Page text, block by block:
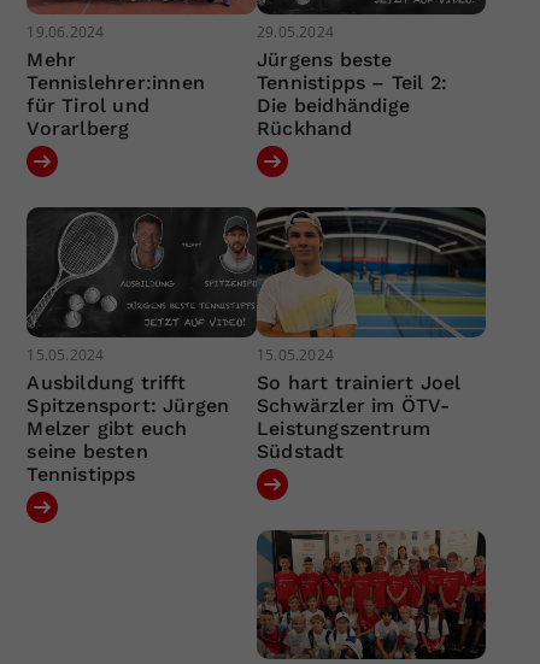
19.06.2024
Mehr
Tennislehrer:innen
für Tirol und
Vorarlberg
29.05.2024
Jürgens beste
Tennistipps – Teil 2:
Die beidhändige
Rückhand
15.05.2024
Ausbildung trifft
Spitzensport: Jürgen
Melzer gibt euch
seine besten
Tennistipps
15.05.2024
So hart trainiert Joel
Schwärzler im ÖTV-
Leistungszentrum
Südstadt